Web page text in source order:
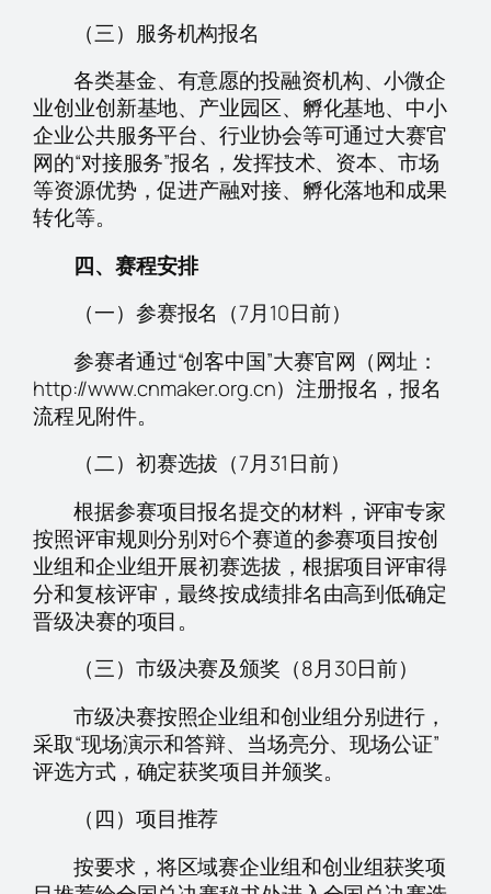
（三）服务机构报名
各类基金、有意愿的投融资机构、小微企
业创业创新基地、产业园区、孵化基地、中小
企业公共服务平台、行业协会等可通过大赛官
网的“对接服务”报名，发挥技术、资本、市场
等资源优势，促进产融对接、孵化落地和成果
转化等。
四、赛程安排
（一）参赛报名（7月10日前）
参赛者通过“创客中国”大赛官网（网址：
http://www.cnmaker.org.cn）注册报名，报名
流程见附件。
（二）初赛选拔（7月31日前）
根据参赛项目报名提交的材料，评审专家
按照评审规则分别对6个赛道的参赛项目按创
业组和企业组开展初赛选拔，根据项目评审得
分和复核评审，最终按成绩排名由高到低确定
晋级决赛的项目。
（三）市级决赛及颁奖（8月30日前）
市级决赛按照企业组和创业组分别进行，
采取“现场演示和答辩、当场亮分、现场公证”
评选方式，确定获奖项目并颁奖。
（四）项目推荐
按要求，将区域赛企业组和创业组获奖项